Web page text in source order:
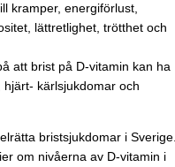
kramper, energiförlust,
lättretlighet, trötthet och
att brist på D-vitamin kan ha
hjärt- kärlsjukdomar och
bristsjukdomar i
om nivåerna av D-vitamin i